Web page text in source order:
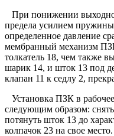
При понижении
предела усилием пружины
определенное давление
мембранный механизм
толкатель 18, чем также
шарик 14, и шток 13 под
клапан 11 к седлу 2,
Установка ПЗК в
следующим образом:
потянуть шток 13 до
колпачок 23 на свое место.